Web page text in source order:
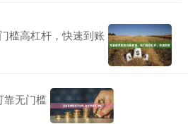
槛高杠杆，快速到账
靠无门槛